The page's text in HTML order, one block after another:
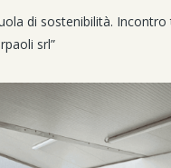
di sostenibilità.
srl”